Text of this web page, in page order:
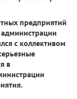
предприятий
с коллективом
в